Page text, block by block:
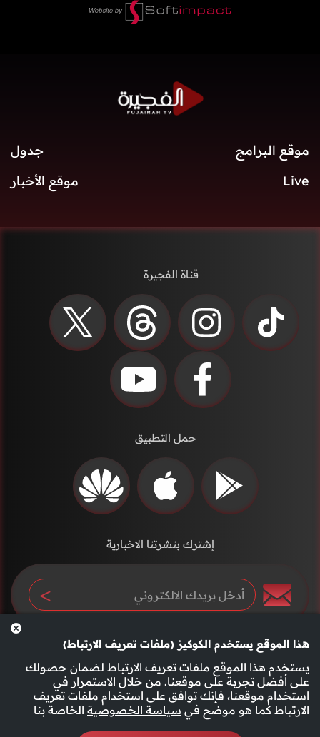
هذا الموقع يستخدم الكوكيز (ملفات تعريف الارتباط)
يستخدم هذا الموقع ملفات تعريف الارتباط لضمان حصولك
على أفضل تجربة على موقعنا. من خلال الاستمرار في
استخدام موقعنا، فإنك توافق على استخدام ملفات تعريف
الارتباط كما هو موضح في سياسة الخصوصية الخاصة بنا
موقع البرامج
جدول
Live
موقع الأخبار
قناة الفجيرة
حمل التطبيق
إشترك بنشرتنا الاخبارية
سياسة الخصوصية الأحكام والشروط